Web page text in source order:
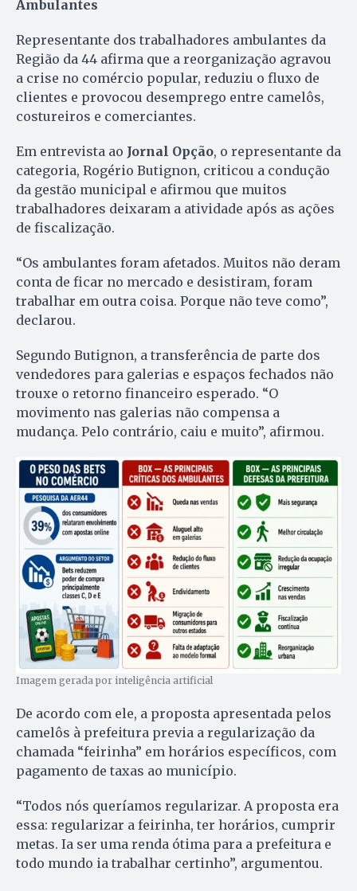
Ambulantes
Representante dos trabalhadores ambulantes da
Região da 44 afirma que a reorganização agravou
a crise no comércio popular, reduziu o fluxo de
clientes e provocou desemprego entre camelôs,
costureiros e comerciantes.
Em entrevista ao Jornal Opção, o representante da
categoria, Rogério Butignon, criticou a condução
da gestão municipal e afirmou que muitos
trabalhadores deixaram a atividade após as ações
de fiscalização.
“Os ambulantes foram afetados. Muitos não deram
conta de ficar no mercado e desistiram, foram
trabalhar em outra coisa. Porque não teve como”,
declarou.
Segundo Butignon, a transferência de parte dos
vendedores para galerias e espaços fechados não
trouxe o retorno financeiro esperado. “O
movimento nas galerias não compensa a
mudança. Pelo contrário, caiu e muito”, afirmou.
Imagem gerada por inteligência artificial
De acordo com ele, a proposta apresentada pelos
camelôs à prefeitura previa a regularização da
chamada “feirinha” em horários específicos, com
pagamento de taxas ao município.
“Todos nós queríamos regularizar. A proposta era
essa: regularizar a feirinha, ter horários, cumprir
metas. Ia ser uma renda ótima para a prefeitura e
todo mundo ia trabalhar certinho”, argumentou.